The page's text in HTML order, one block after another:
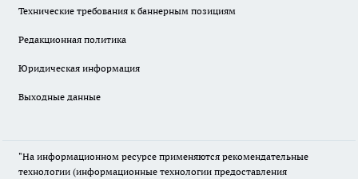
Технические требования к баннерным позициям
Редакционная политика
Юридическая информация
Выходные данные
"На информационном ресурсе применяются рекомендательные
технологии (информационные технологии предоставления